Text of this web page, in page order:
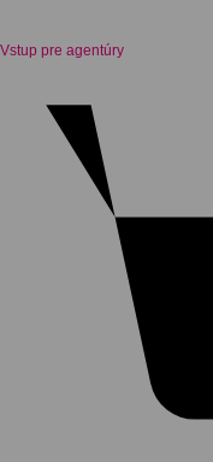
Vstup pre agentúry